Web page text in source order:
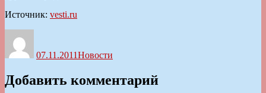
Источник: vesti.ru
07.11.2011Новости
Добавить комментарий